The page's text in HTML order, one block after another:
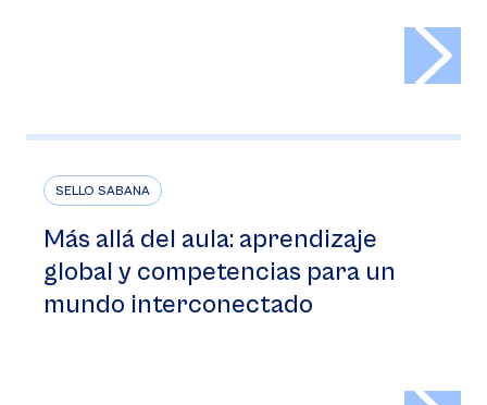
SELLO SABANA
Más allá del aula: aprendizaje
global y competencias para un
mundo interconectado